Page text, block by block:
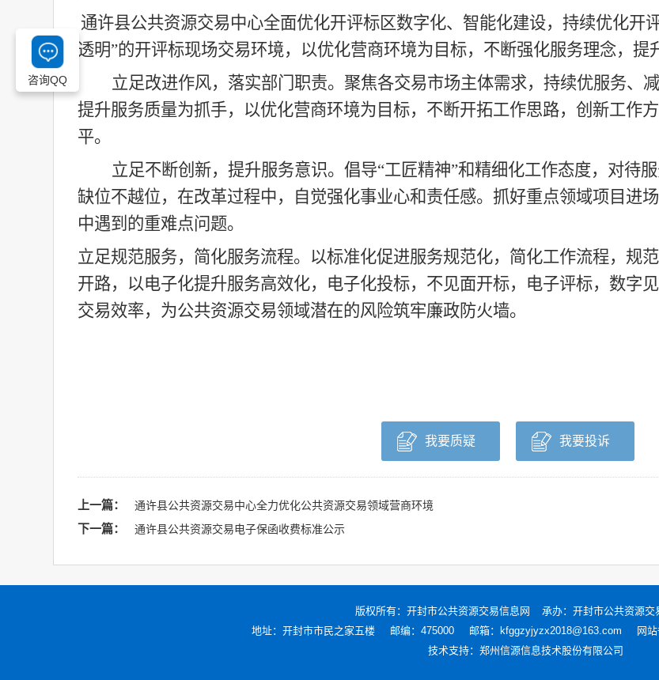
通许县公共资源交易中心全面优化开评标区数字化、智能化建设，持续优化开
透明”的开评标现场交易环境， 以优化营商环境为目标，不断强化服务理念，提
立足改进作风，落实部门职责。聚焦各交易市场主体需求，持续优服务、
提升服务质量为抓手，以优化营商环境为目标，不断开拓工作思路，创新工作
平。
立足不断创新，提升服务意识。倡导“工匠精神”和精细化工作态度，对待
缺位不越位，在改革过程中，自觉强化事业心和责任感。抓好重点领域项目进
中遇到的重难点问题。
立足规范服务，简化服务流程。以标准化促进服务规范化，简化工作流程，规
开路，以电子化提升服务高效化，电子化投标，不见面开标，电子评标，数字
交易效率，为公共资源交易领域潜在的风险筑牢廉政防火墙。
我要质疑 我要投诉
上一篇： 通许县公共资源交易中心全力优化公共资源交易领域营商环境
下一篇： 通许县公共资源交易电子保函收费标准公示
版权所有： 开封市公共资源交易信息网
承办：开封市公共资源交
地址：开封市市民之家五楼
邮编：475000 邮箱：kfggzyjyzx2018@163.com 网站
技术支持： 郑州信源信息技术股份有限公司
咨询QQ